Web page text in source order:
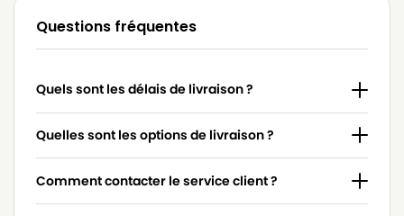
MOULINEX
MOULINEX CITY SPACE SMART ET COMPACT
MOULINEX
MOULINEX COMPACTEO 1800W
MOULINEX
MOULINEX COMPACTEO 1900W
MOULINEX
MOULINEX COMPACTEO ERGO 2000W
Questions fréquentes
Quels sont les délais de livraison ?
Quelles sont les options de livraison ?
Comment contacter le service client ?